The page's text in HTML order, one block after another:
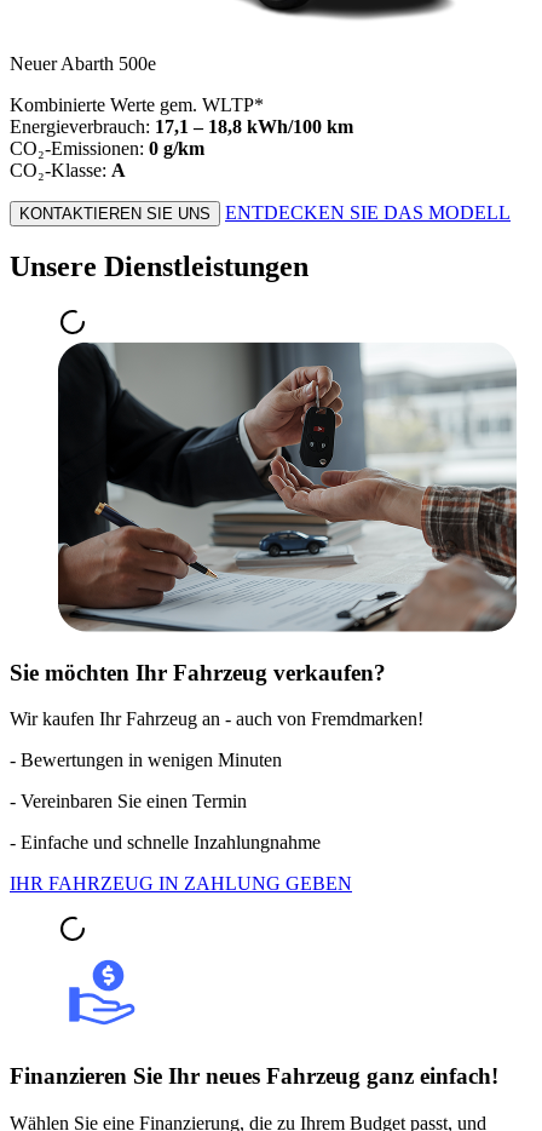
Neuer Abarth 500e
Kombinierte Werte gem. WLTP*
Energieverbrauch: 17,1 – 18,8 kWh/100 km
CO₂-Emissionen: 0 g/km
CO₂-Klasse: A
KONTAKTIEREN SIE UNS ENTDECKEN SIE DAS MODELL
Unsere Dienstleistungen
Sie möchten Ihr Fahrzeug verkaufen?
Wir kaufen Ihr Fahrzeug an - auch von Fremdmarken!
- Bewertungen in wenigen Minuten
- Vereinbaren Sie einen Termin
- Einfache und schnelle Inzahlungnahme
IHR FAHRZEUG IN ZAHLUNG GEBEN
Finanzieren Sie Ihr neues Fahrzeug ganz einfach!
Wählen Sie eine Finanzierung, die zu Ihrem Budget passt, und